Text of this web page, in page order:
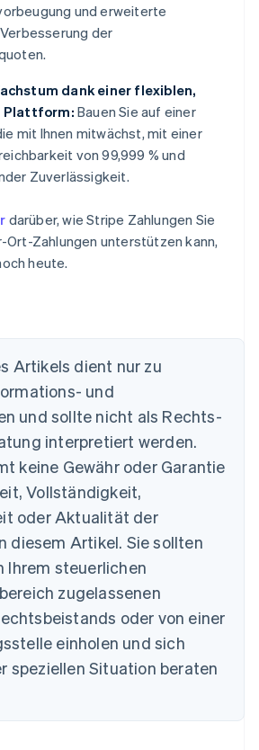
und erweiterte
der
dank einer flexiblen,
Plattform:Bauen Sie auf einer
mit Ihnen mitwächst, mit einer
von 99,999 % und
Zuverlässigkeit.
darüber, wie Stripe Zahlungen Sie
Ort-Zahlungen unterstützen kann,
heute.
Artikels dient nur zu
und
und sollte nicht als Rechts-
interpretiert werden.
keine Gewähr oder Garantie
Vollständigkeit,
oder Aktualität der
diesem Artikel. Sie sollten
Ihrem steuerlichen
zugelassenen
oder von einer
einholen und sich
speziellen Situation beraten